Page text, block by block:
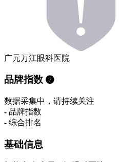
广元万江眼科医院
品牌指数
数据采集中，请持续关注
- 品牌指数
- 综合排名
基础信息